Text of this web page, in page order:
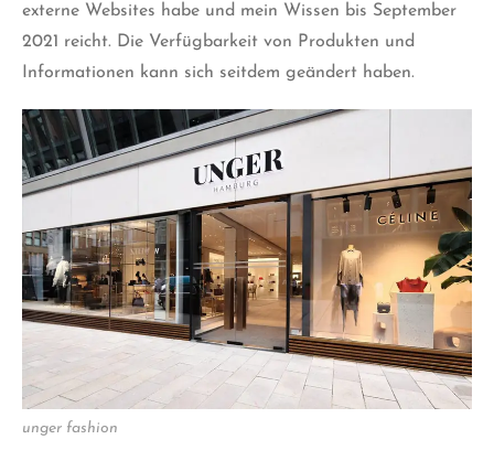
externe Websites habe und mein Wissen bis September
2021 reicht. Die Verfügbarkeit von Produkten und
Informationen kann sich seitdem geändert haben.
unger fashion